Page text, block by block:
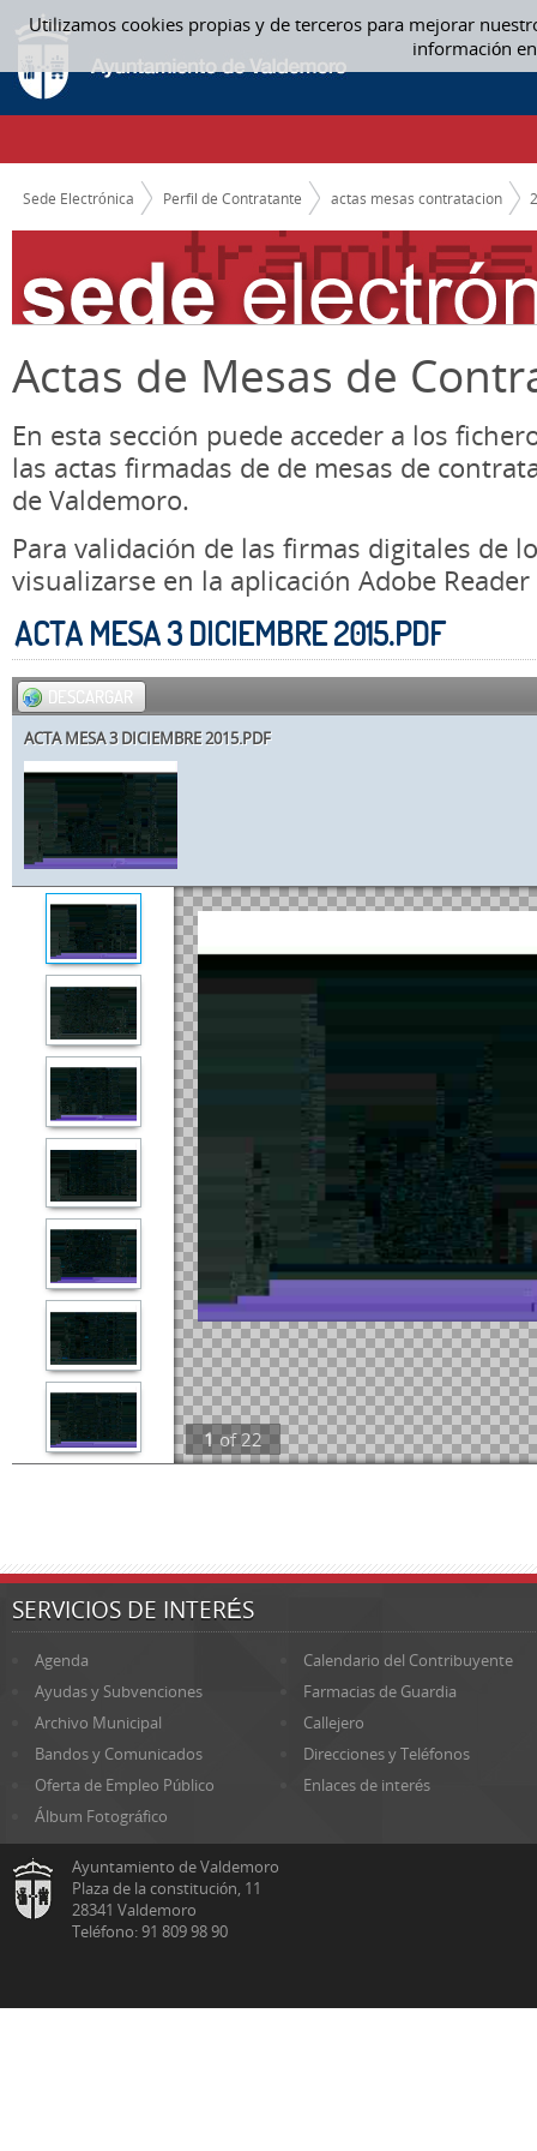
Utilizamos cookies propias y de terceros para mejorar
información
Saltar al contenido
ACTAS MESAS CONTRATACION
CAMINO DE MIGAS
Sede Electrónica Perfil de Contratante actas mesas contratacion
Actas de Mesas de
En esta sección puede acceder a los
las actas firmadas de de mesas de
de Valdemoro.
Para validación de las firmas digitales de
visualizarse en la aplicación Adobe Reader
ACTA MESA 3 DICIEMBRE 2015.PDF
DESCARGAR
ACTA MESA 3 DICIEMBRE 2015.PDF
1 of 22
SERVICIOS DE INTERÉS
Agenda
Calendario del Contribuyente
Ayudas y Subvenciones
Farmacias de Guardia
Archivo Municipal
Callejero
Bandos y Comunicados
Direcciones y Teléfonos
Oferta de Empleo Público
Enlaces de interés
Álbum Fotográfico
Ayuntamiento de Valdemoro
Plaza de la constitución, 11
28341 Valdemoro
Teléfono: 91 809 98 90